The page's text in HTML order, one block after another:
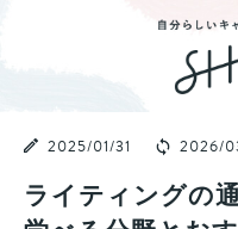
2025/01/31 2026/
ライティングの